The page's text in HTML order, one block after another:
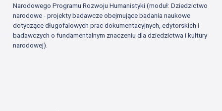
Narodowego Programu Rozwoju Humanistyki (moduł: Dziedzictwo
narodowe - projekty badawcze obejmujące badania naukowe
dotyczące długofalowych prac dokumentacyjnych, edytorskich i
badawczych o fundamentalnym znaczeniu dla dziedzictwa i kultury
narodowej).